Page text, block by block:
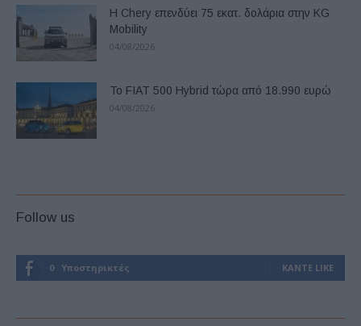
Η Chery επενδύει 75 εκατ. δολάρια στην KG
Mobility
04/08/2026
Το FIAT 500 Hybrid τώρα από 18.990 ευρώ
04/08/2026
Follow us
0 Υποστηρικτές ΚΆΝΤΕ LIKE